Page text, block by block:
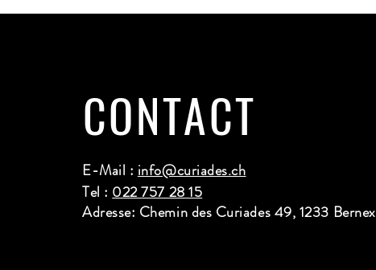
CONTACT
E-Mail : info@curiades.ch
Tel : 022 757 28 15
Adresse: Chemin des Curiades 49, 1233 Bernex